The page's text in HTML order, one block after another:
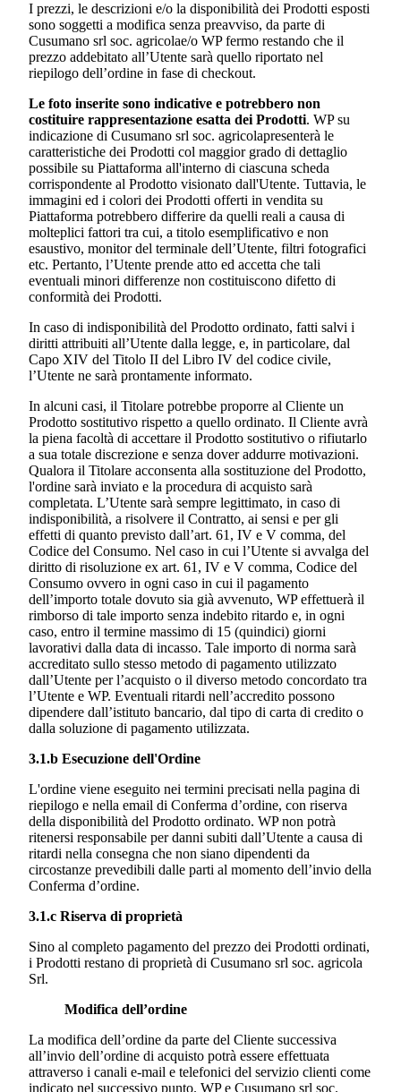
I prezzi, le descrizioni e/o la disponibilità dei Prodotti esposti
sono soggetti a modifica senza preavviso, da parte di
Cusumano srl soc. agricolae/o WP fermo restando che il
prezzo addebitato all’Utente sarà quello riportato nel
riepilogo dell’ordine in fase di checkout.
Le foto inserite sono indicative e potrebbero non
costituire rappresentazione esatta dei Prodotti. WP su
indicazione di Cusumano srl soc. agricolapresenterà le
caratteristiche dei Prodotti col maggior grado di dettaglio
possibile su Piattaforma all'interno di ciascuna scheda
corrispondente al Prodotto visionato dall'Utente. Tuttavia, le
immagini ed i colori dei Prodotti offerti in vendita su
Piattaforma potrebbero differire da quelli reali a causa di
molteplici fattori tra cui, a titolo esemplificativo e non
esaustivo, monitor del terminale dell’Utente, filtri fotografici
etc. Pertanto, l’Utente prende atto ed accetta che tali
eventuali minori differenze non costituiscono difetto di
conformità dei Prodotti.
In caso di indisponibilità del Prodotto ordinato, fatti salvi i
diritti attribuiti all’Utente dalla legge, e, in particolare, dal
Capo XIV del Titolo II del Libro IV del codice civile,
l’Utente ne sarà prontamente informato.
In alcuni casi, il Titolare potrebbe proporre al Cliente un
Prodotto sostitutivo rispetto a quello ordinato. Il Cliente avrà
la piena facoltà di accettare il Prodotto sostitutivo o rifiutarlo
a sua totale discrezione e senza dover addurre motivazioni.
Qualora il Titolare acconsenta alla sostituzione del Prodotto,
l'ordine sarà inviato e la procedura di acquisto sarà
completata. L’Utente sarà sempre legittimato, in caso di
indisponibilità, a risolvere il Contratto, ai sensi e per gli
effetti di quanto previsto dall’art. 61, IV e V comma, del
Codice del Consumo. Nel caso in cui l’Utente si avvalga del
diritto di risoluzione ex art. 61, IV e V comma, Codice del
Consumo ovvero in ogni caso in cui il pagamento
dell’importo totale dovuto sia già avvenuto, WP effettuerà il
rimborso di tale importo senza indebito ritardo e, in ogni
caso, entro il termine massimo di 15 (quindici) giorni
lavorativi dalla data di incasso. Tale importo di norma sarà
accreditato sullo stesso metodo di pagamento utilizzato
dall’Utente per l’acquisto o il diverso metodo concordato tra
l’Utente e WP. Eventuali ritardi nell’accredito possono
dipendere dall’istituto bancario, dal tipo di carta di credito o
dalla soluzione di pagamento utilizzata.
3.1.b Esecuzione dell'Ordine
L'ordine viene eseguito nei termini precisati nella pagina di
riepilogo e nella email di Conferma d’ordine, con riserva
della disponibilità del Prodotto ordinato. WP non potrà
ritenersi responsabile per danni subiti dall’Utente a causa di
ritardi nella consegna che non siano dipendenti da
circostanze prevedibili dalle parti al momento dell’invio della
Conferma d’ordine.
3.1.c Riserva di proprietà
Sino al completo pagamento del prezzo dei Prodotti ordinati,
i Prodotti restano di proprietà di Cusumano srl soc. agricola
Srl.
Modifica dell’ordine
La modifica dell’ordine da parte del Cliente successiva
all’invio dell’ordine di acquisto potrà essere effettuata
attraverso i canali e-mail e telefonici del servizio clienti come
indicato nel successivo punto. WP e Cusumano srl soc.